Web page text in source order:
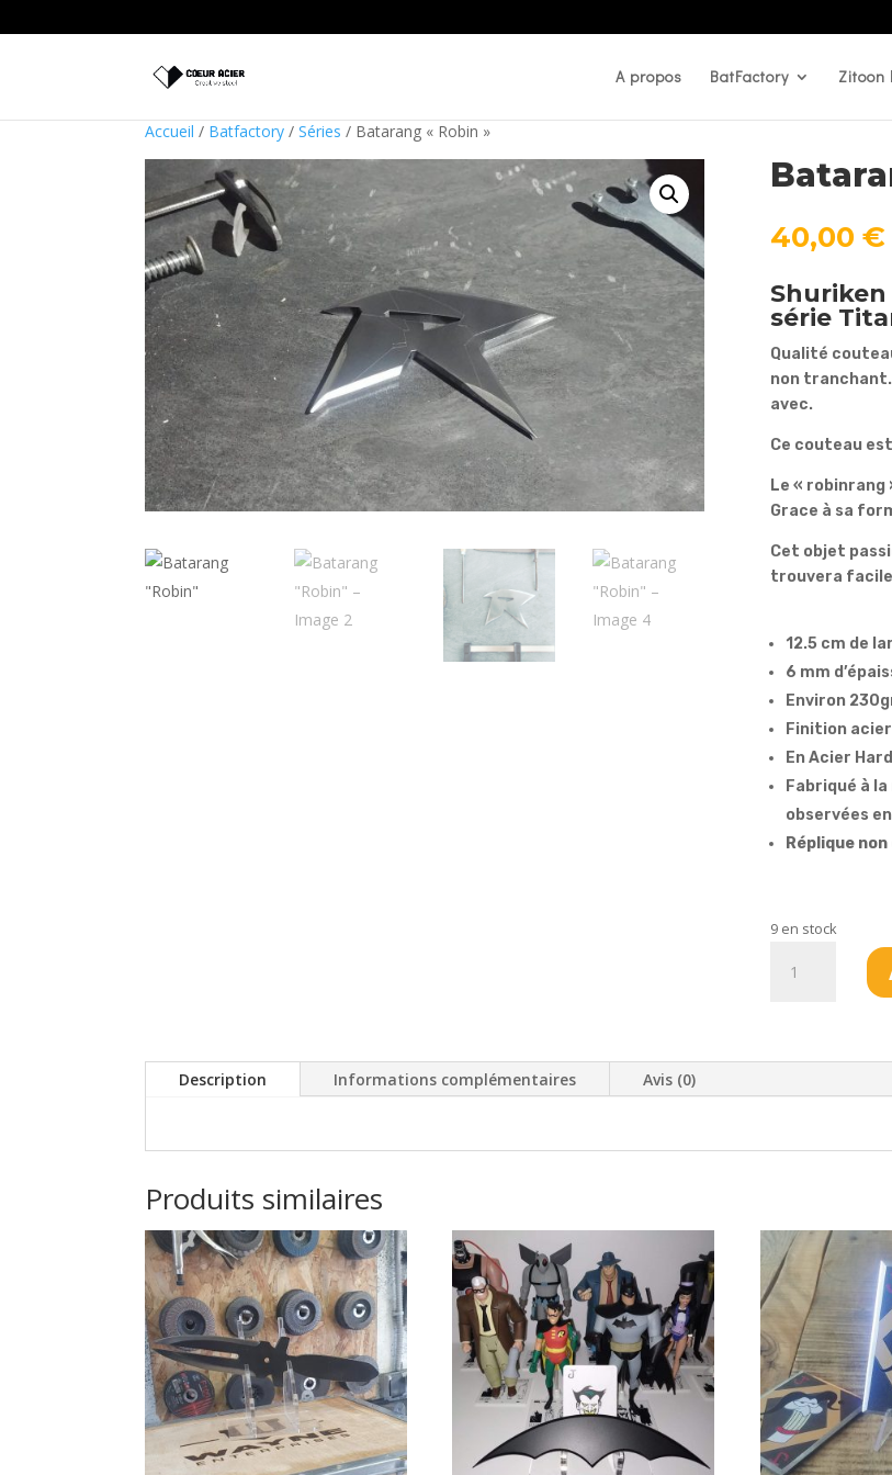
A propos BatFactory Zitoon
Accueil / Batfactory / Séries / Batarang « Robin »
40,00 €
Shuriken
série
Qualité
non
avec.
Ce couteau
Le «
Grace à sa
Cet objet
trouvera
12.5 cm de
6 mm
Environ
Finition
En Acier
Fabriqué à
observées
Réplique
9 en stock
Description Informations complémentaires Avis (0)
Produits similaires